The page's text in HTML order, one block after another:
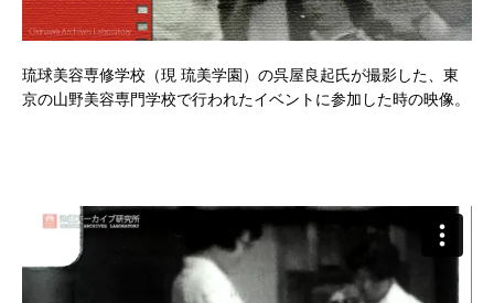
琉球美容専修学校（現 琉美学園）の呉屋良起氏が撮影した、東
京の山野美容専門学校で行われたイベントに参加した時の映像。